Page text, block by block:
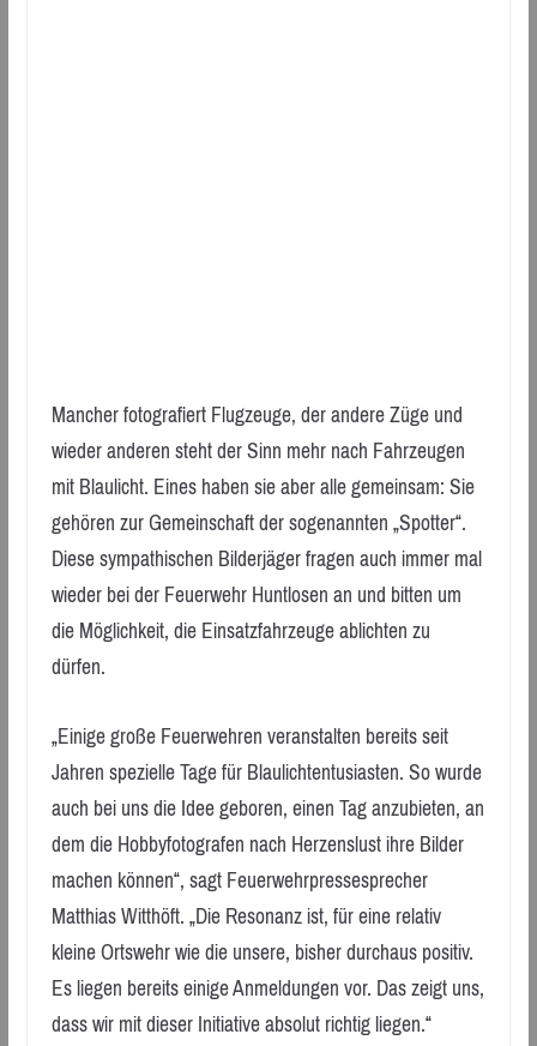
Mancher fotografiert Flugzeuge, der andere Züge und
wieder anderen steht der Sinn mehr nach Fahrzeugen
mit Blaulicht. Eines haben sie aber alle gemeinsam: Sie
gehören zur Gemeinschaft der sogenannten „Spotter“.
Diese sympathischen Bilderjäger fragen auch immer mal
wieder bei der Feuerwehr Huntlosen an und bitten um
die Möglichkeit, die Einsatzfahrzeuge ablichten zu
dürfen.
„Einige große Feuerwehren veranstalten bereits seit
Jahren spezielle Tage für Blaulichtentusiasten. So wurde
auch bei uns die Idee geboren, einen Tag anzubieten, an
dem die Hobbyfotografen nach Herzenslust ihre Bilder
machen können“, sagt Feuerwehrpressesprecher
Matthias Witthöft. „Die Resonanz ist, für eine relativ
kleine Ortswehr wie die unsere, bisher durchaus positiv.
Es liegen bereits einige Anmeldungen vor. Das zeigt uns,
dass wir mit dieser Initiative absolut richtig liegen.“